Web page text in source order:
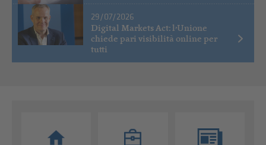
29/07/2026
Digital Markets Act: l’Unione
chiede pari visibilità online per
tutti